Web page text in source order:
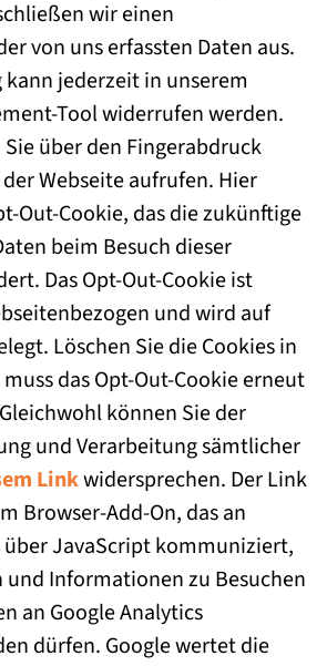
wir einen
von uns erfassten Daten aus.
jederzeit in unserem
Tool widerrufen werden.
über den Fingerabdruck
Webseite aufrufen. Hier
Out-Cookie, das die zukünftige
beim Besuch dieser
Das Opt-Out-Cookie ist
und wird auf
Löschen Sie die Cookies in
das Opt-Out-Cookie erneut
können Sie der
und Verarbeitung sämtlicher
Linkwidersprechen. Der Link
Browser-Add-On, das an
über JavaScript kommuniziert,
und Informationen zu Besuchen
an Google Analytics
dürfen. Google wertet die